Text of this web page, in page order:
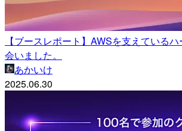
【ブースレポート】AWSを支えている
会いました。
あかいけ
2025.06.30